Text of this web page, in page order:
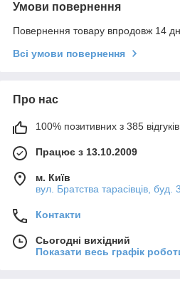
Умови повернення
Повернення товару впродовж 14
Всі умови повернення
Про нас
100% позитивних з 385 відгуків
Працює з 13.10.2009
м. Київ
вул. Братства тарасівців, буд.
Контакти
Сьогодні вихідний
Показати весь графік